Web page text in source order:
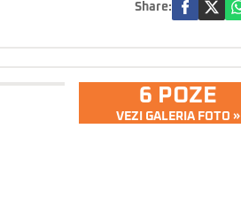
Share:
6 POZE
VEZI GALERIA FOTO »